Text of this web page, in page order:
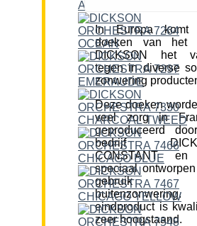
In Europa komt
doeken van het
DICKSON het
tegen in diverse
zonwering
Deze doeken
veel zorg in
geproduceerd
bedrijf
CONSTANT
speciaal
gebruik
eindproduct is
zeer hoogstaand.